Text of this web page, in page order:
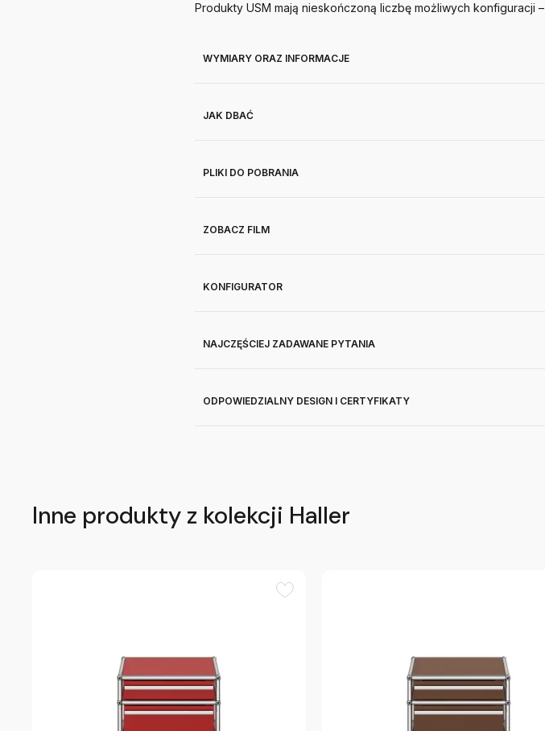
Produkty USM mają nieskończoną liczbę możliwych konfiguracji –
WYMIARY ORAZ INFORMACJE
JAK DBAĆ
PLIKI DO POBRANIA
ZOBACZ FILM
KONFIGURATOR
NAJCZĘŚCIEJ ZADAWANE PYTANIA
ODPOWIEDZIALNY DESIGN I CERTYFIKATY
Inne produkty z kolekcji Haller